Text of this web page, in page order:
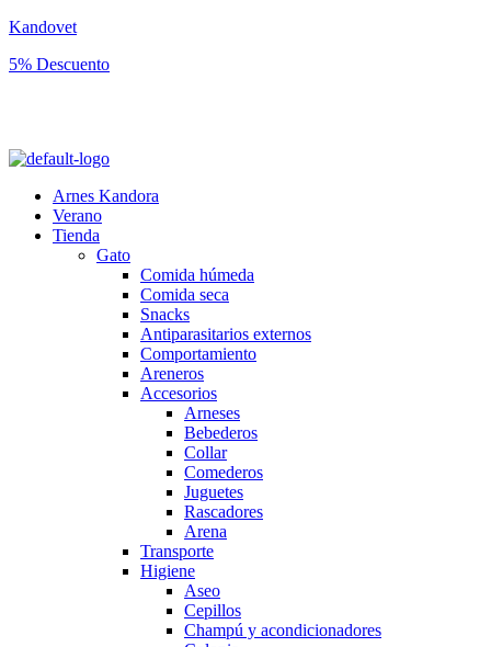
Kandovet
5% Descuento
Arnes Kandora
Verano
Tienda
Gato
Comida húmeda
Comida seca
Snacks
Antiparasitarios externos
Comportamiento
Areneros
Accesorios
Arneses
Bebederos
Collar
Comederos
Juguetes
Rascadores
Arena
Transporte
Higiene
Aseo
Cepillos
Champú y acondicionadores